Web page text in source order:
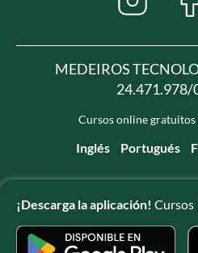
¡Descarga la aplicación! Cursos
MEDEIROS
24.471.978/
Cursos online
Inglés Portugués